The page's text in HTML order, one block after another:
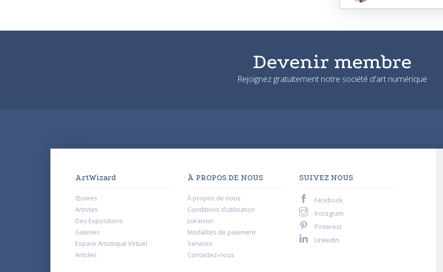
Devenir membre
Rejoignez gratuitement notre société d'art numérique
ArtWizard
Œuvres
Artistes
Des Expositions
Galeries
Espace Artistique Virtuel
Articles
À PROPOS DE NOUS
À propos de nous
Conditions d'utilisation
Livraison
Modalités de paiement
Services
Contactez-nous
SUIVEZ NOUS
Facebook
Instagram
Pinterest
LinkedIn